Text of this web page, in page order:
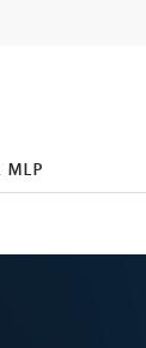
mlp